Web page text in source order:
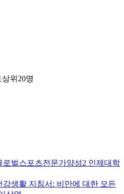
위20명
로벌스포츠전문가양성2 인제대학
강생활 지침서: 비만에 대한 모든